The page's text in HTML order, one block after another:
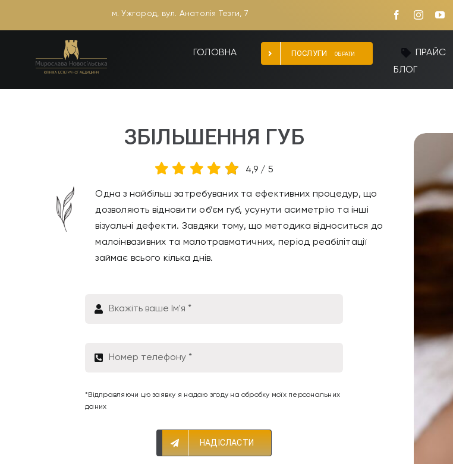
м. Ужгород, вул. Анатолія Тезги, 7
ГОЛОВНА ПОСЛУГИ ОБРАТИ ПРАЙС
БЛОГ
ЗБІЛЬШЕННЯ ГУБ
4,9 / 5
Одна з найбільш затребуваних та ефективних процедур, що
дозволяють відновити об‘єм губ, усунути асиметрію та інші
візуальні дефекти. Завдяки тому, що методика відноситься до
малоінвазивних та малотравматичних, період реабілітації
займає всього кілька днів.
*Відправляючи цю заявку я надаю згоду на обробку моїх персональних
даних
НАДІСЛАСТИ